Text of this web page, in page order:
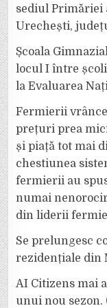
sediul Primăriei
Urechești,
Școala
locul I între
la Evaluarea
Fermierii
prețuri prea
și piață tot mai
chestiunea
fermierii au
numai
din liderii
Se prelungesc
rezidențiale din
AI Citizens mai
unui nou sezon.